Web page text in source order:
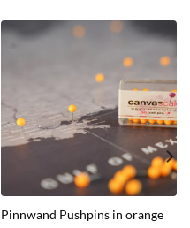
Pinnwand Pushpins in orange